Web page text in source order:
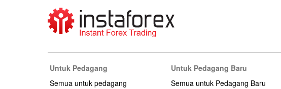
Untuk Pedagang
Semua untuk pedagang
Untuk Pedagang Baru
Semua untuk Pedagang Baru